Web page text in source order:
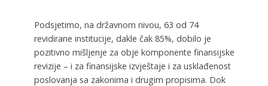
Podsjetimo, na državnom nivou, 63 od 74
revidirane institucije, dakle čak 85%, dobilo je
pozitivno mišljenje za obje komponente finansijske
revizije – i za finansijske izvještaje i za usklađenost
poslovanja sa zakonima i drugim propisima. Dok